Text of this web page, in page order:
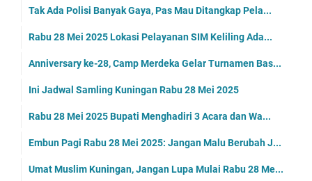
Tak Ada Polisi Banyak Gaya, Pas Mau Ditangkap Pela...
Rabu 28 Mei 2025 Lokasi Pelayanan SIM Keliling Ada...
Anniversary ke-28, Camp Merdeka Gelar Turnamen Bas...
Ini Jadwal Samling Kuningan Rabu 28 Mei 2025
Rabu 28 Mei 2025 Bupati Menghadiri 3 Acara dan Wa...
Embun Pagi Rabu 28 Mei 2025: Jangan Malu Berubah J...
Umat Muslim Kuningan, Jangan Lupa Mulai Rabu 28 Me...